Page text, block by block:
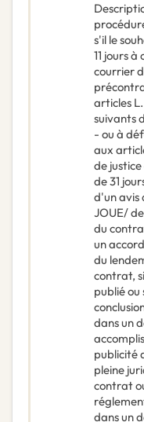
s'il le
11 jours
courrier
articles L.
suivants
- ou à
aux
de
de 31
d'un avis
JOUE/
du
un
du
contrat,
publié ou
dans un
publicité
pleine
contrat
dans un